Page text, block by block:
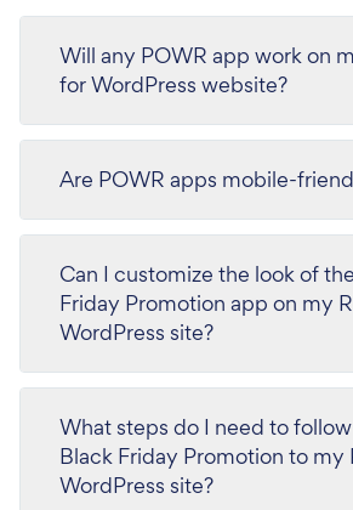
Will any POWR app work on
for WordPress website?
Are POWR apps mobile-
Can I customize the look of
Friday Promotion app on my
WordPress site?
What steps do I need to
Black Friday Promotion to my
WordPress site?